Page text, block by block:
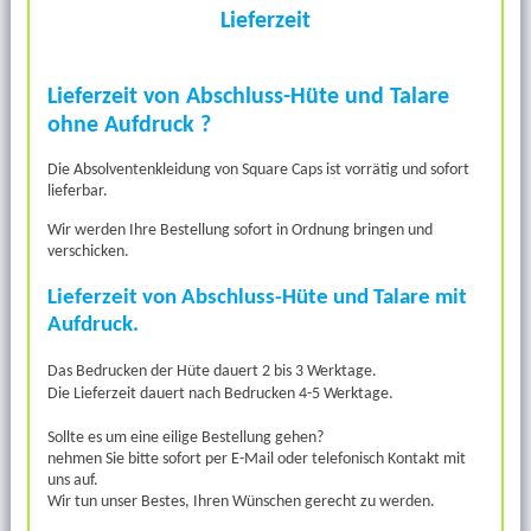
Lieferzeit
Lieferzeit von Abschluss-Hüte und Talare
ohne Aufdruck ?
Die Absolventenkleidung von Square Caps ist vorrätig und sofort
lieferbar.
Wir werden Ihre Bestellung sofort in Ordnung bringen und
verschicken.
Lieferzeit von Abschluss-Hüte und Talare mit
Aufdruck.
Das Bedrucken der Hüte dauert 2 bis 3 Werktage.
Die Lieferzeit dauert nach Bedrucken 4-5 Werktage.
Sollte es um eine eilige Bestellung gehen?
nehmen Sie bitte sofort per E-Mail oder telefonisch Kontakt mit
uns auf.
Wir tun unser Bestes, Ihren Wünschen gerecht zu werden.